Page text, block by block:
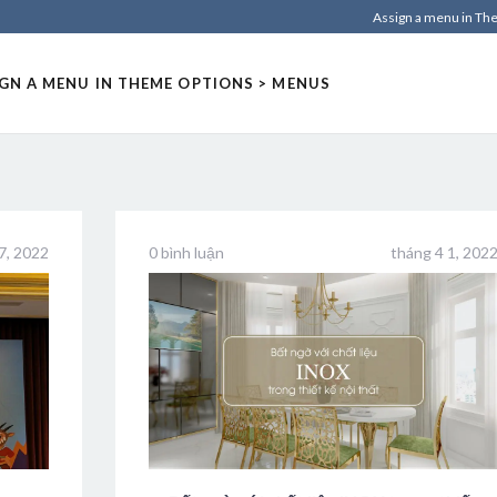
Assign a menu in
A MENU IN THEME OPTIONS > MENUS
2022 0 bình luận tháng 4 1, 2022